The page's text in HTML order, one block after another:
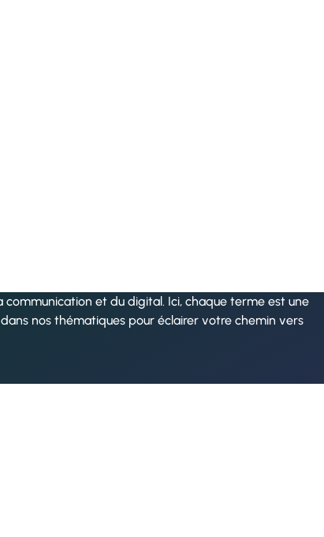
communication et du digital. Ici, chaque terme est une
nos thématiques pour éclairer votre chemin vers